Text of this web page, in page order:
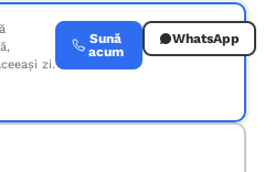
zi.
Sună
acum
WhatsApp